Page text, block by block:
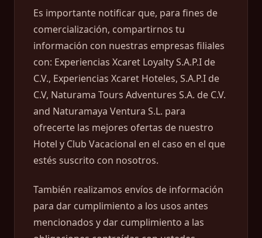
Es importante notificar que, para fines de
comercialización, compartirnos tu
información con nuestras empresas filiales
con: Experiencias Xcaret Loyalty S.A.P.I de
C.V., Experiencias Xcaret Hoteles, S.A.P.I de
C.V, Naturama Tours Adventures S.A. de C.V.
and Naturamaya Ventura S.L. para
ofrecerte las mejores ofertas de nuestro
Hotel y Club Vacacional en el caso en el que
estés suscrito con nosotros.
También realizamos envíos de información
para dar cumplimiento a los usos antes
mencionados y dar cumplimiento a las